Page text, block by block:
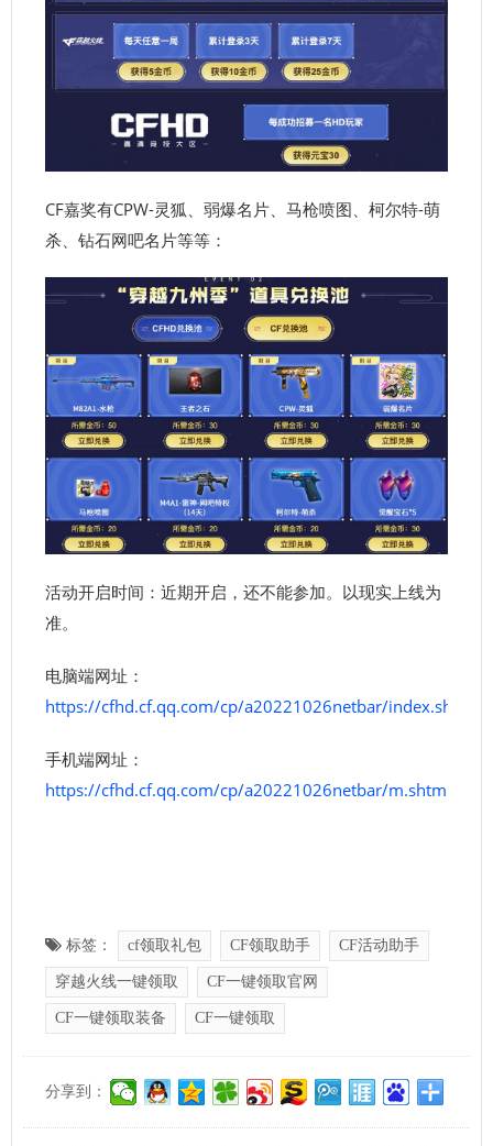
CF嘉奖有CPW-灵狐、弱爆名片、马枪喷图、柯尔特-萌
杀、钻石网吧名片等等：
活动开启时间：近期开启，还不能参加。以现实上线为
准。
电脑端网址：
https://cfhd.cf.qq.com/cp/a20221026netbar/index.shtml
手机端网址：
https://cfhd.cf.qq.com/cp/a20221026netbar/m.shtml
标签： cf领取礼包 CF领取助手 CF活动助手
穿越火线一键领取 CF一键领取官网
CF一键领取装备 CF一键领取
分享到：